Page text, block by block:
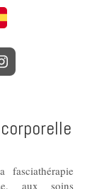
fasciathérapie
aux soins